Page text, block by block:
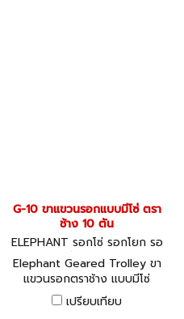
G-10 ขาแขวนรอกแบบมีโซ่ ตรา
ช้าง 10 ตัน
ELEPHANT รอกโซ่ รอกโยก รอ
กถ่วง G-10
Elephant Geared Trolley ขา
แขวนรอกตราช้าง แบบมีโซ่
สามารถปรับขนาดให้ใช้ได้กับ
เหล็ก Beam ขนาดใดๆ ก็ได้
เปรียบเทียบ